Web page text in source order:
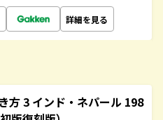
詳細を見る
方 3 インド・ネパール 198